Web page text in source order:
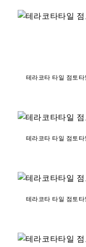
테라코타 타일 점토
테라코타 타일 점토
테라코타 타일 점토